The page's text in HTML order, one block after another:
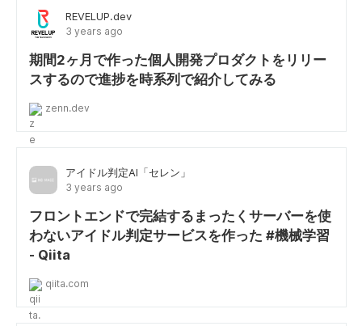
REVELUP.dev
3 years ago
期間2ヶ月で作った個人開発プロダクトをリリー
スするので進捗を時系列で紹介してみる
zenn.dev
アイドル判定AI「セレン」
3 years ago
フロントエンドで完結するまったくサーバーを使
わないアイドル判定サービスを作った #機械学習
- Qiita
qiita.com